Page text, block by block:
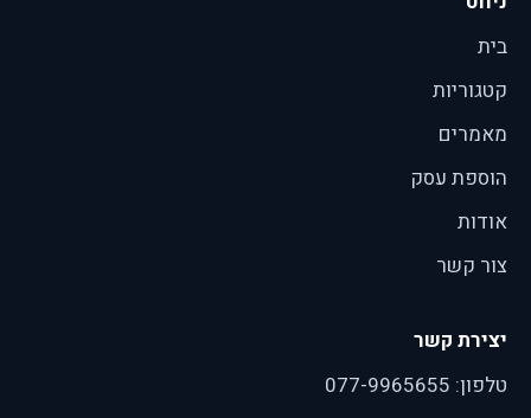
בית
קטגוריות
מאמרים
הוספת עסק
אודות
צור קשר
יצירת קשר
טלפון: 077-9965655